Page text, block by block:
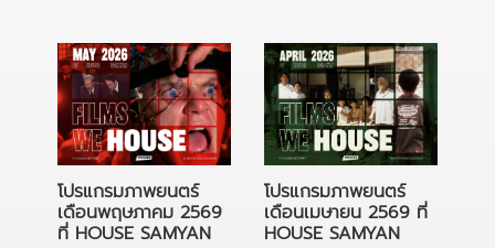
โปรแกรมภาพยนตร์
เดือนพฤษภาคม 2569
ที่ HOUSE SAMYAN
โปรแกรมภาพยนตร์
เดือนเมษายน 2569 ที่
HOUSE SAMYAN